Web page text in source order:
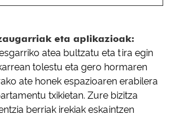
eta aplikazioak:
atea bultzatu eta tira egin
tolestu eta gero hormaren
ate honek espazioaren erabilera
txikietan. Zure bizitza
berriak irekiak eskaintzen